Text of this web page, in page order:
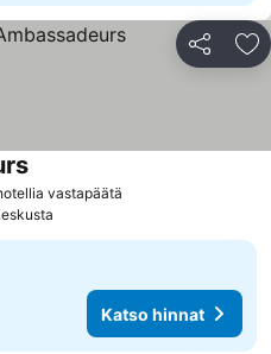
Jaa
vastapäätä
Katso hinnat
Katso hinnat